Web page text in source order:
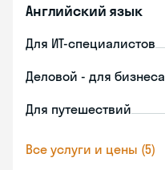
Английский язык
Для ИТ-специалистов
Деловой - для бизнеса
Для путешествий
Все услуги и цены (5)